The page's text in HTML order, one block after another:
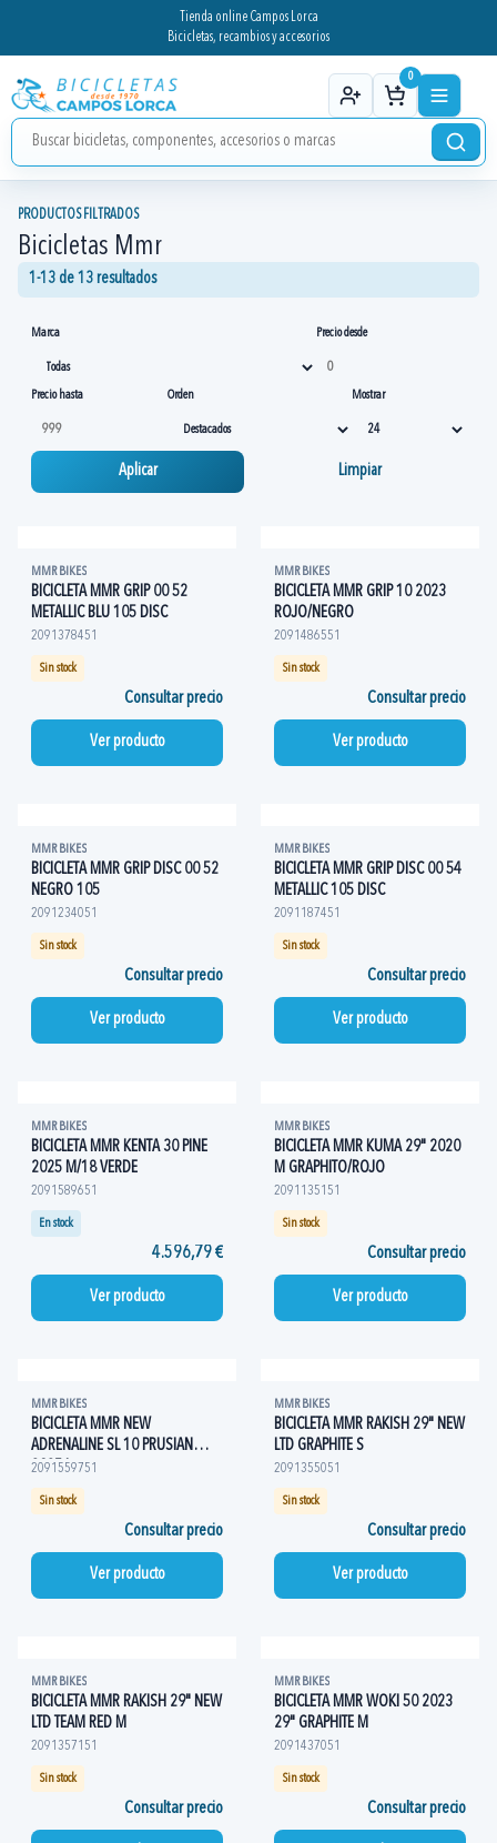
Tienda online Campos Lorca
Bicicletas, recambios y accesorios
0
PRODUCTOS FILTRADOS
Bicicletas Mmr
1-13 de 13 resultados
Marca Precio desde
Precio hasta Orden Mostrar
Aplicar Limpiar
MMR BIKES
BICICLETA MMR GRIP 00 52
METALLIC BLU 105 DISC
2091378451
Sin stock
Consultar precio
Ver producto
MMR BIKES
BICICLETA MMR GRIP 10 2023
ROJO/NEGRO
2091486551
Sin stock
Consultar precio
Ver producto
MMR BIKES
BICICLETA MMR GRIP DISC 00 52
NEGRO 105
2091234051
Sin stock
Consultar precio
Ver producto
MMR BIKES
BICICLETA MMR GRIP DISC 00 54
METALLIC 105 DISC
2091187451
Sin stock
Consultar precio
Ver producto
MMR BIKES
BICICLETA MMR KENTA 30 PINE
2025 M/18 VERDE
2091589651
En stock
4.596,79 €
Ver producto
MMR BIKES
BICICLETA MMR KUMA 29" 2020
M GRAPHITO/ROJO
2091135151
Sin stock
Consultar precio
Ver producto
MMR BIKES
BICICLETA MMR NEW
ADRENALINE SL 10 PRUSIAN
2025 L
2091559751
Sin stock
Consultar precio
Ver producto
MMR BIKES
BICICLETA MMR RAKISH 29" NEW
LTD GRAPHITE S
2091355051
Sin stock
Consultar precio
Ver producto
MMR BIKES
BICICLETA MMR RAKISH 29" NEW
LTD TEAM RED M
2091357151
Sin stock
Consultar precio
MMR BIKES
BICICLETA MMR WOKI 50 2023
29" GRAPHITE M
2091437051
Sin stock
Consultar precio